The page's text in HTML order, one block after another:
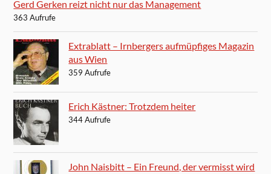
Gerd Gerken reizt nicht nur das Management
363 Aufrufe
Extrablatt – Irnbergers aufmüpfiges Magazin
aus Wien
359 Aufrufe
Erich Kästner: Trotzdem heiter
344 Aufrufe
John Naisbitt – Ein Freund, der vermisst wird